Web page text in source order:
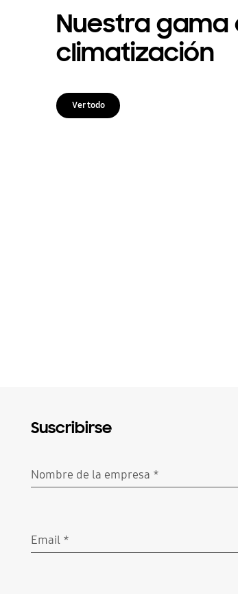
Nuestra
climatización
Ver todo
Suscribirse
Nombre de la empresa *
Email *